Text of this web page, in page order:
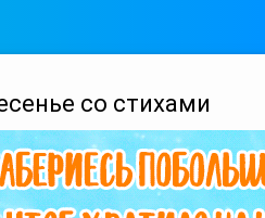
со стихами